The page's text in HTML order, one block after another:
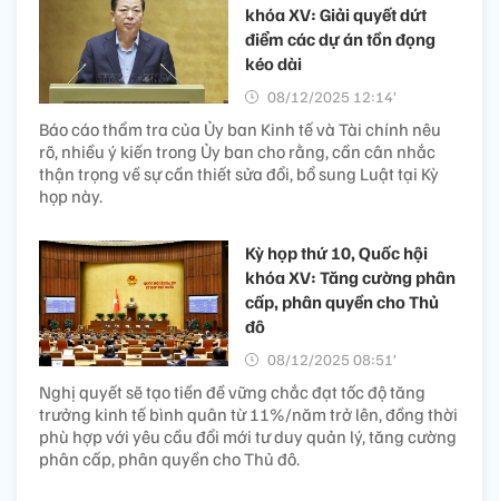
khóa XV: Giải quyết dứt
điểm các dự án tồn đọng
kéo dài
08/12/2025 12:14’
Báo cáo thẩm tra của Ủy ban Kinh tế và Tài chính nêu
rõ, nhiều ý kiến trong Ủy ban cho rằng, cần cân nhắc
thận trọng về sự cần thiết sửa đổi, bổ sung Luật tại Kỳ
họp này.
Kỳ họp thứ 10, Quốc hội
khóa XV: Tăng cường phân
cấp, phân quyền cho Thủ
đô
08/12/2025 08:51’
Nghị quyết sẽ tạo tiền đề vững chắc đạt tốc độ tăng
trưởng kinh tế bình quân từ 11%/năm trở lên, đồng thời
phù hợp với yêu cầu đổi mới tư duy quản lý, tăng cường
phân cấp, phân quyền cho Thủ đô.